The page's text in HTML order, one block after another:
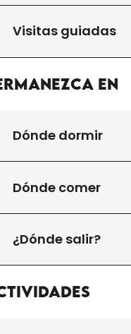
Visitas guiadas
en
Dónde dormir
Dónde comer
¿Dónde salir?